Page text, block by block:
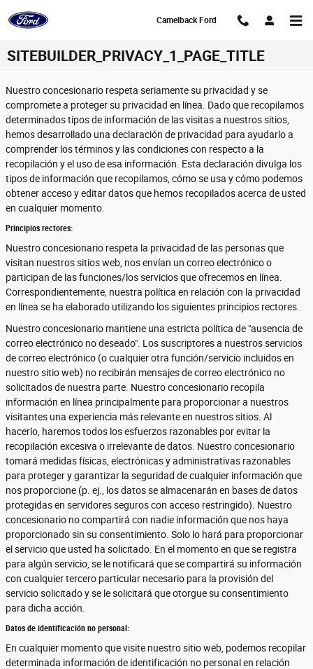
Camelback Ford
SITEBUILDER_PRIVACY_1_PAGE_TITLE
Nuestro concesionario respeta seriamente su privacidad y se
compromete a proteger su privacidad en línea. Dado que recopilamos
determinados tipos de información de las visitas a nuestros sitios,
hemos desarrollado una declaración de privacidad para ayudarlo a
comprender los términos y las condiciones con respecto a la
recopilación y el uso de esa información. Esta declaración divulga los
tipos de información que recopilamos, cómo se usa y cómo podemos
obtener acceso y editar datos que hemos recopilados acerca de usted
en cualquier momento.
Principios rectores:
Nuestro concesionario respeta la privacidad de las personas que
visitan nuestros sitios web, nos envían un correo electrónico o
participan de las funciones/los servicios que ofrecemos en línea.
Correspondientemente, nuestra política en relación con la privacidad
en línea se ha elaborado utilizando los siguientes principios rectores.
Nuestro concesionario mantiene una estricta política de "ausencia de
correo electrónico no deseado". Los suscriptores a nuestros servicios
de correo electrónico (o cualquier otra función/servicio incluidos en
nuestro sitio web) no recibirán mensajes de correo electrónico no
solicitados de nuestra parte. Nuestro concesionario recopila
información en línea principalmente para proporcionar a nuestros
visitantes una experiencia más relevante en nuestros sitios. Al
hacerlo, haremos todos los esfuerzos razonables por evitar la
recopilación excesiva o irrelevante de datos. Nuestro concesionario
tomará medidas físicas, electrónicas y administrativas razonables
para proteger y garantizar la seguridad de cualquier información que
nos proporcione (p. ej., los datos se almacenarán en bases de datos
protegidas en servidores seguros con acceso restringido). Nuestro
concesionario no compartirá con nadie información que nos haya
proporcionado sin su consentimiento. Solo lo hará para proporcionar
el servicio que usted ha solicitado. En el momento en que se registra
para algún servicio, se le notificará que se compartirá su información
con cualquier tercero particular necesario para la provisión del
servicio solicitado y se le solicitará que otorgue su consentimiento
para dicha acción.
Datos de identificación no personal:
En cualquier momento que visite nuestro sitio web, podemos recopilar
determinada información de identificación no personal en relación